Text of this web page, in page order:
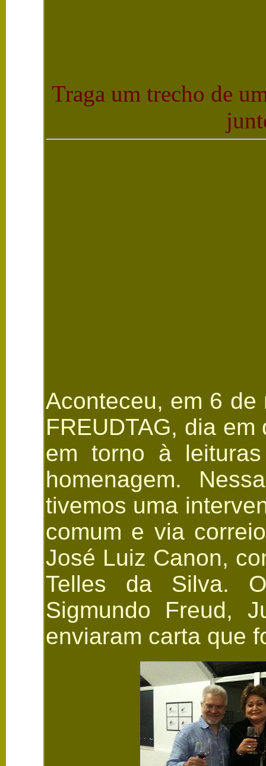
Traga um trecho de
Aconteceu, em 6
FREUDTAG, dia
em torno à
homenagem. Nessa
tivemos uma
comum e via
José Luiz Canon,
Telles da Silva.
Sigmundo Freud,
enviaram carta que